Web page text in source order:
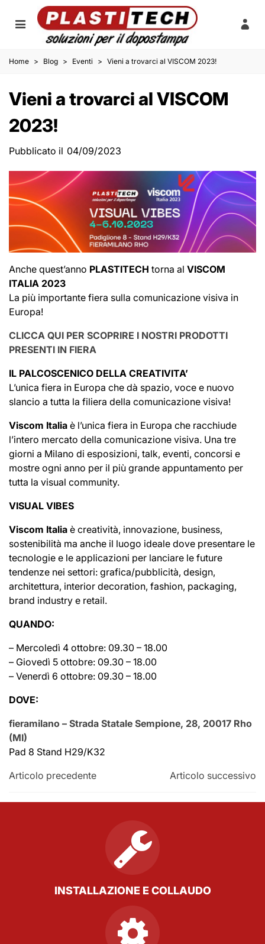
Home > Blog > Eventi > Vieni a trovarci al VISCOM 2023!
Vieni a trovarci al VISCOM
2023!
Pubblicato il 04/09/2023
Anche quest’anno PLASTITECH torna al VISCOM
ITALIA 2023
La più importante fiera sulla comunicazione visiva in
Europa!
CLICCA QUI PER SCOPRIRE I NOSTRI PRODOTTI
PRESENTI IN FIERA
IL PALCOSCENICO DELLA CREATIVITA’
L’unica fiera in Europa che dà spazio, voce e nuovo
slancio a tutta la filiera della comunicazione visiva!
Viscom Italia è l’unica fiera in Europa che racchiude
l’intero mercato della comunicazione visiva. Una tre
giorni a Milano di esposizioni, talk, eventi, concorsi e
mostre ogni anno per il più grande appuntamento per
tutta la visual community.
VISUAL VIBES
Viscom Italia è creatività, innovazione, business,
sostenibilità ma anche il luogo ideale dove presentare le
tecnologie e le applicazioni per lanciare le future
tendenze nei settori: grafica/pubblicità, design,
architettura, interior decoration, fashion, packaging,
brand industry e retail.
QUANDO:
– Mercoledì 4 ottobre: 09.30 – 18.00
– Giovedì 5 ottobre: 09.30 – 18.00
– Venerdì 6 ottobre: 09.30 – 18.00
DOVE:
fieramilano – Strada Statale Sempione, 28, 20017 Rho
(MI)
Pad 8 Stand H29/K32
Articolo precedente
Articolo successivo
INSTALLAZIONE E COLLAUDO